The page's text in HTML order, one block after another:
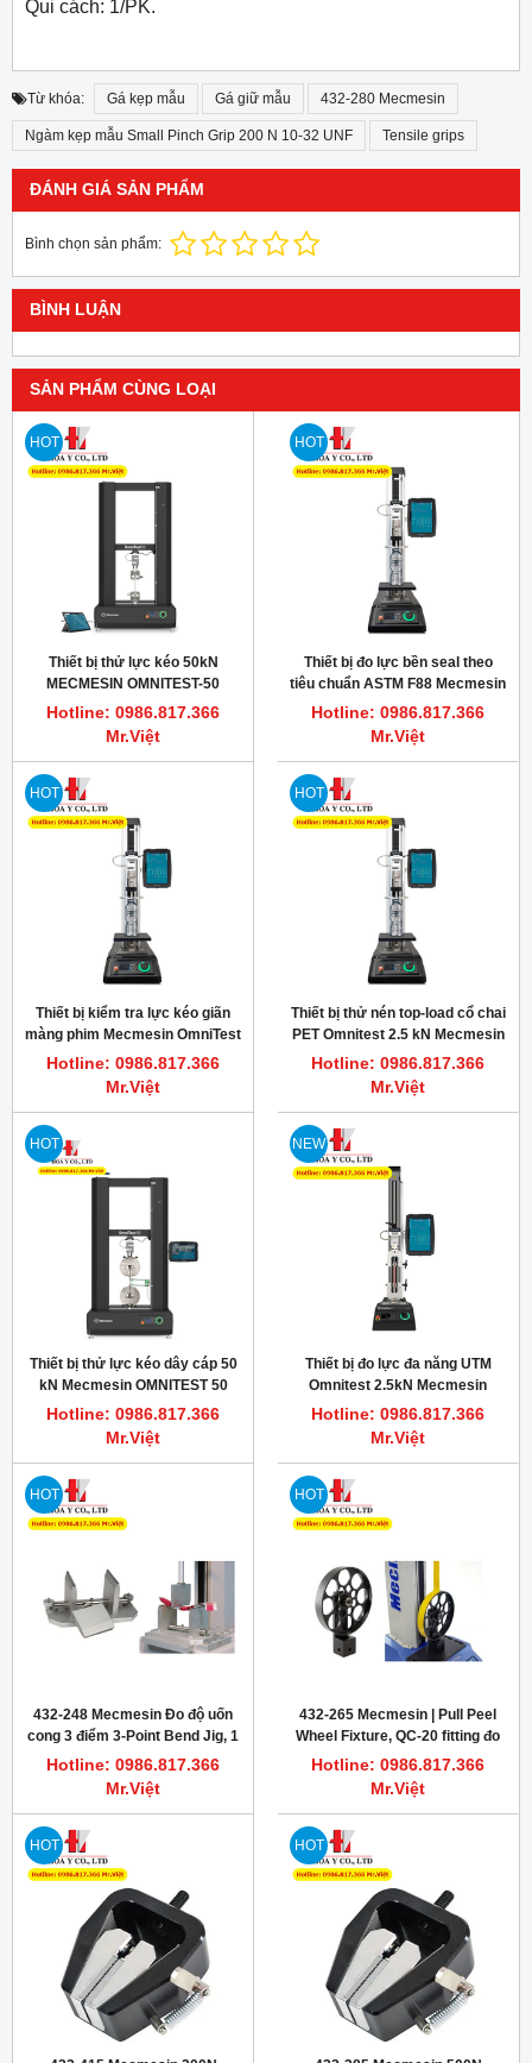
Qui cách: 1/PK.
Từ khóa: Gá kẹp mẫu Gá giữ mẫu 432-280 Mecmesin
Ngàm kẹp mẫu Small Pinch Grip 200 N 10-32 UNF Tensile grips
ĐÁNH GIÁ SẢN PHẨM
Bình chọn sản phẩm:
BÌNH LUẬN
SẢN PHẨM CÙNG LOẠI
HOT
Thiết bị thử lực kéo 50kN
MECMESIN OMNITEST-50
Hotline: 0986.817.366
Mr.Việt
HOT
Thiết bị đo lực bền seal theo
tiêu chuẩn ASTM F88 Mecmesin
Omnitest 2.5
Hotline: 0986.817.366
Mr.Việt
HOT
Thiết bị kiểm tra lực kéo giãn
màng phim Mecmesin OmniTest
0.5kN MkI, 500N
Hotline: 0986.817.366
Mr.Việt
HOT
Thiết bị thử nén top-load cổ chai
PET Omnitest 2.5 kN Mecmesin
England
Hotline: 0986.817.366
Mr.Việt
HOT
Thiết bị thử lực kéo dây cáp 50
kN Mecmesin OMNITEST 50
TOUCH
Hotline: 0986.817.366
Mr.Việt
NEW
Thiết bị đo lực đa năng UTM
Omnitest 2.5kN Mecmesin
Hotline: 0986.817.366
Mr.Việt
HOT
432-248 Mecmesin Đo độ uốn
cong 3 điểm 3-Point Bend Jig, 1
kN, Aluminium, T-slot base
Hotline: 0986.817.366
Mr.Việt
HOT
432-265 Mecmesin | Pull Peel
Wheel Fixture, QC-20 fitting đo
độ bám dính băng keo
Hotline: 0986.817.366
Mr.Việt
HOT HOT